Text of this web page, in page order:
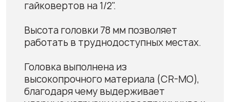
гайковертов на 1/2".
Высота головки 78 мм позволяет
работать в труднодоступных местах.
Головка выполнена из
высокопрочного материала (CR-MO),
благодаря чему выдерживает